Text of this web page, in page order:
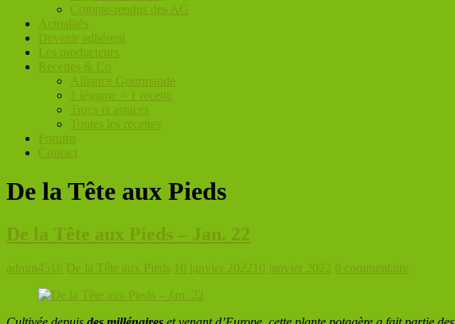
Compte-rendus des AG
Actualités
Devenir adhérent
Les producteurs
Recettes & Co
Alliance Gourmande
1 légume = 1 recette
Trucs et astuces
Toutes les recettes
Forums
Contact
De la Tête aux Pieds
De la Tête aux Pieds – Jan. 22
admin4516 De la Tête aux Pieds 10 janvier 2022 10 janvier 2022 0 commentaire